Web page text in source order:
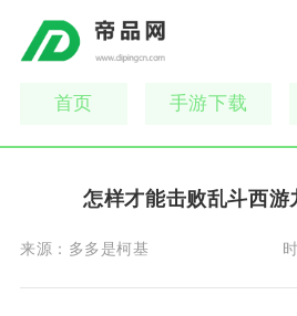
首页 手游下载
怎样才能击败乱斗西游
来源： 多多是柯基